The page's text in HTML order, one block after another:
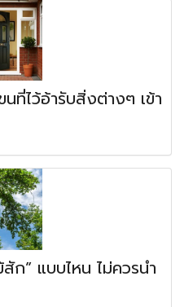
ที่ไว้อ้ารับสิ่งต่างๆ เข้า
ก” แบบไหน ไม่ควรนำ